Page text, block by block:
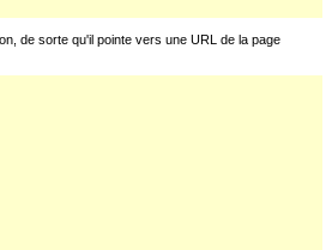
de sorte qu'il pointe vers une URL de la page